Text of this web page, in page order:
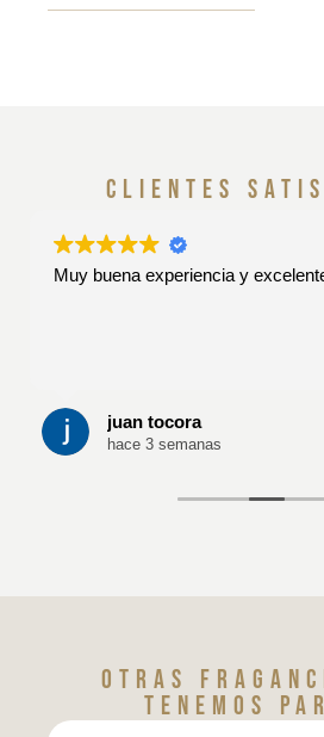
clientes
Muy buena experiencia y
juan tocora
hace 3 semanas
Otras
tenemos